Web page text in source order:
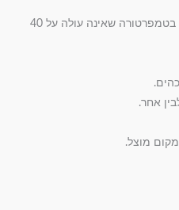
לכבס במכונת כביסה או ביד בטמפרטורה שאינה עולה על 40
אחר.
מוצל.